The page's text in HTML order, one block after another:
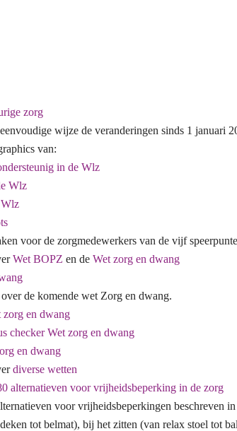
zorg
wijze de veranderingen sinds 1 januari
van:
in de Wlz
Wlz
voor de zorgmedewerkers van de vijf
Wet BOPZ en de Wet zorg en dwang
de komende wet Zorg en dwang.
zorg en dwang
checker Wet zorg en dwang
en dwang
diverse wetten
alternatieven voor vrijheidsbeperking in de zorg
voor vrijheidsbeperkingen beschreven
tot belmat), bij het zitten (van relax stoel tot